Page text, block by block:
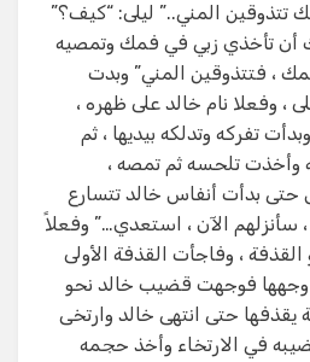
تتذوقين المني..” ليلى: “كيف؟”
أن تأخذي زبي في فمك وتمصيه
، فتتذوقين المني” وبدت
، وفعلا نام خالد على ظهره ،
تفركه وتدلكه بيديها ، ثم
تلحسه ثم تمصه ،
بدأت أنفاس خالد تتسارع
، سأنزلهم الآن ، استعدي…” وفعلاً
، وفاجأت القذفة الأولى
وجهها فوجهت قضيب خالد نحو
حتى انتهى خالد وارتخى
في الارتخاء وأخذ حجمه